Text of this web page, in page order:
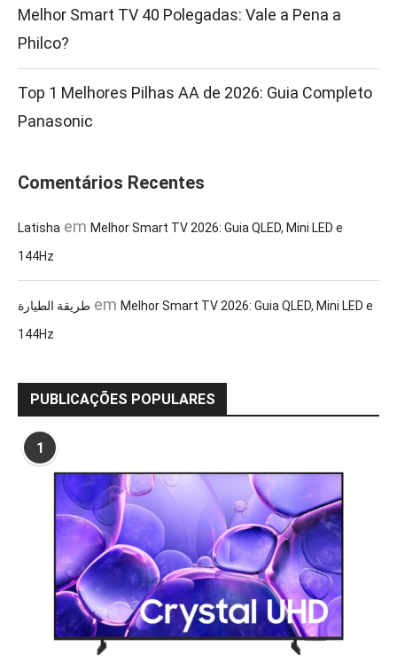
Melhor Smart TV 40 Polegadas: Vale a Pena a
Philco?
Top 1 Melhores Pilhas AA de 2026: Guia Completo
Panasonic
Comentários Recentes
Latisha em Melhor Smart TV 2026: Guia QLED, Mini LED e
144Hz
طريقة الطيارة em Melhor Smart TV 2026: Guia QLED, Mini LED e
144Hz
PUBLICAÇÕES POPULARES
1